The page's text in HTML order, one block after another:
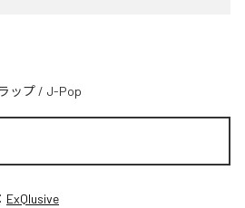
ップ / J-Pop
ExQlusive